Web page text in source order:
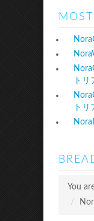
MOST
ト
トリ
You
/